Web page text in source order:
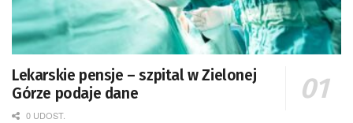
Lekarskie pensje – szpital w Zielonej
Górze podaje dane
0 UDOST.